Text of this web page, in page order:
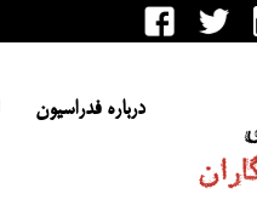
درباره فدراسیون